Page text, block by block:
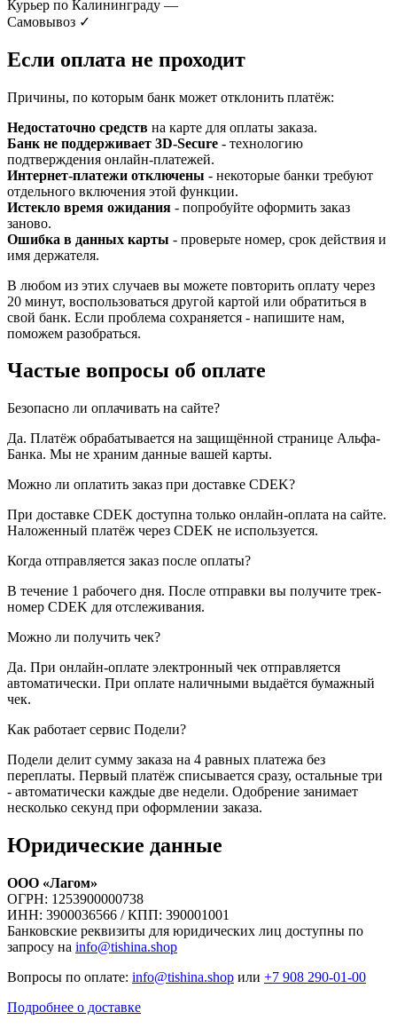
Курьер по Калининграду —
Самовывоз ✓
Если оплата не проходит
Причины, по которым банк может отклонить платёж:
Недостаточно средств на карте для оплаты заказа.
Банк не поддерживает 3D-Secure - технологию
подтверждения онлайн-платежей.
Интернет-платежи отключены - некоторые банки требуют
отдельного включения этой функции.
Истекло время ожидания - попробуйте оформить заказ
заново.
Ошибка в данных карты - проверьте номер, срок действия и
имя держателя.
В любом из этих случаев вы можете повторить оплату через
20 минут, воспользоваться другой картой или обратиться в
свой банк. Если проблема сохраняется - напишите нам,
поможем разобраться.
Частые вопросы об оплате
Безопасно ли оплачивать на сайте?
Да. Платёж обрабатывается на защищённой странице Альфа-
Банка. Мы не храним данные вашей карты.
Можно ли оплатить заказ при доставке CDEK?
При доставке CDEK доступна только онлайн-оплата на сайте.
Наложенный платёж через CDEK не используется.
Когда отправляется заказ после оплаты?
В течение 1 рабочего дня. После отправки вы получите трек-
номер CDEK для отслеживания.
Можно ли получить чек?
Да. При онлайн-оплате электронный чек отправляется
автоматически. При оплате наличными выдаётся бумажный
чек.
Как работает сервис Подели?
Подели делит сумму заказа на 4 равных платежа без
переплаты. Первый платёж списывается сразу, остальные три
- автоматически каждые две недели. Одобрение занимает
несколько секунд при оформлении заказа.
Юридические данные
ООО «Лагом»
ОГРН: 1253900000738
ИНН: 3900036566 / КПП: 390001001
Банковские реквизиты для юридических лиц доступны по
запросу на info@tishina.shop
Вопросы по оплате: info@tishina.shop или +7 908 290-01-00
Подробнее о доставке